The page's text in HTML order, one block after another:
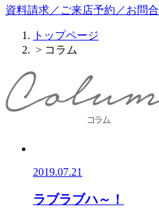
資料請求／ご来店予約／お問
トップページ
> コラム
2019.07.21
ラブラブハ～！